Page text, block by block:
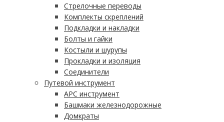
Стрелочные переводы
Комплекты скреплений
Подкладки и накладки
Болты и гайки
Костыли и шурупы
Прокладки и изоляция
Соединители
Путевой инструмент
АРС инструмент
Башмаки железнодорожные
Домкраты